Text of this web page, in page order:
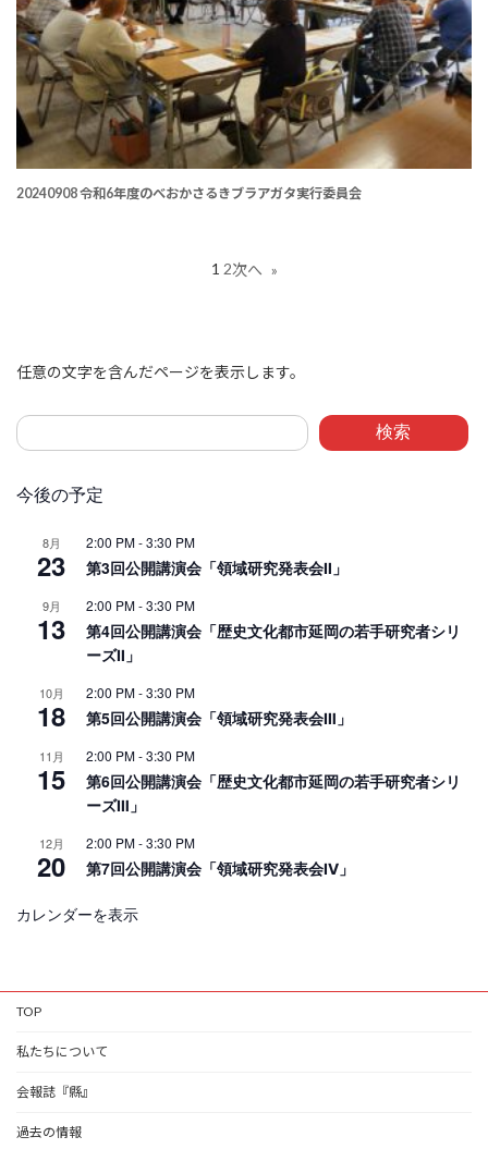
20240908 令和6年度のべおかさるきブラアガタ実行委員会
1 2次へ »
任意の文字を含んだページを表示します。
検索
今後の予定
8月
23
2:00 PM-3:30 PM
第3回公開講演会「領域研究発表会Ⅱ」
9月
13
2:00 PM-3:30 PM
第4回公開講演会「歴史文化都市延岡の若手研究者シリ
ーズⅡ」
10月
18
2:00 PM-3:30 PM
第5回公開講演会「領域研究発表会Ⅲ」
11月
15
2:00 PM-3:30 PM
第6回公開講演会「歴史文化都市延岡の若手研究者シリ
ーズⅢ」
12月
20
2:00 PM-3:30 PM
第7回公開講演会「領域研究発表会Ⅳ」
カレンダーを表示
TOP
私たちについて
会報誌『縣』
過去の情報